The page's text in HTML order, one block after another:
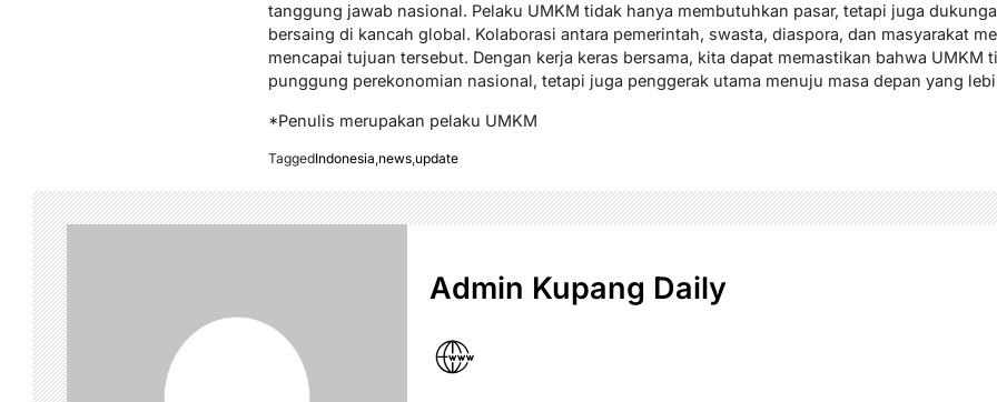
tanggung jawab nasional. Pelaku UMKM tidak hanya membutuhkan pasar, tetapi juga
bersaing di kancah global. Kolaborasi antara pemerintah, swasta, diaspora, dan masyarakat
mencapai tujuan tersebut. Dengan kerja keras bersama, kita dapat memastikan bahwa UMKM
punggung perekonomian nasional, tetapi juga penggerak utama menuju masa depan yang
*Penulis merupakan pelaku UMKM
TaggedIndonesia,news,update
Admin Kupang Daily